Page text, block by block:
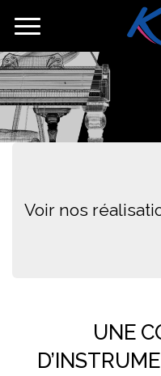
principal
Toggle
Voir nos
UNE